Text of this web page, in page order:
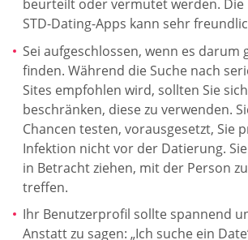
beurteilt oder vermutet werden.
STD-Dating-Apps kann sehr
Sei aufgeschlossen, wenn es darum
finden. Während die Suche nach
Sites empfohlen wird, sollten Sie
beschränken, diese zu verwenden.
Chancen testen, vorausgesetzt, Sie
Infektion nicht vor der Datierung.
in Betracht ziehen, mit der Person
treffen.
Ihr Benutzerprofil sollte spannend
Anstatt zu sagen: „Ich suche ein